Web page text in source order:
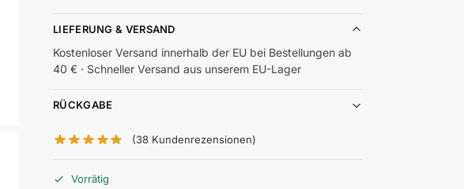
LIEFERUNG & VERSAND
Kostenloser Versand innerhalb der EU bei Bestellungen ab
40 € · Schneller Versand aus unserem EU-Lager
RÜCKGABE
(38Kundenrezensionen)
Vorrätig